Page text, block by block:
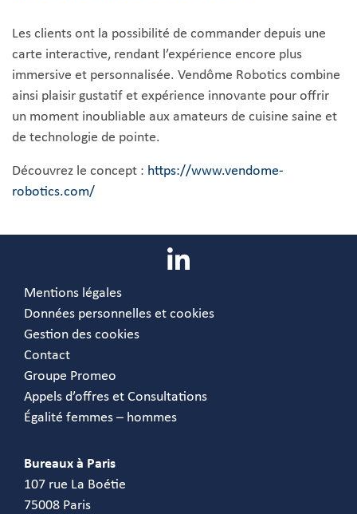
Les clients ont la possibilité de commander depuis une
carte interactive, rendant l’expérience encore plus
immersive et personnalisée. Vendôme Robotics combine
ainsi plaisir gustatif et expérience innovante pour offrir
un moment inoubliable aux amateurs de cuisine saine et
de technologie de pointe.
Découvrez le concept : https://www.vendome-
robotics.com/
Mentions légales
Données personnelles et cookies
Gestion des cookies
Contact
Groupe Promeo
Appels d’offres et Consultations
Égalité femmes – hommes
Bureaux à Paris
107 rue La Boétie
75008 Paris